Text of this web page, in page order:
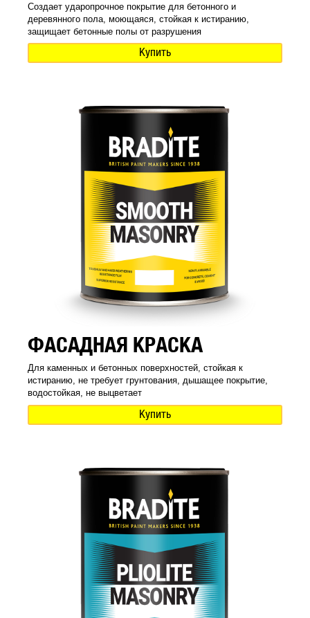
Создает ударопрочное покрытие для бетонного и
деревянного пола, моющаяся, стойкая к истиранию,
защищает бетонные полы от разрушения
Купить
ФАСАДНАЯ КРАСКА
Для каменных и бетонных поверхностей, стойкая к
истиранию, не требует грунтования, дышащее покрытие,
водостойкая, не выцветает
Купить